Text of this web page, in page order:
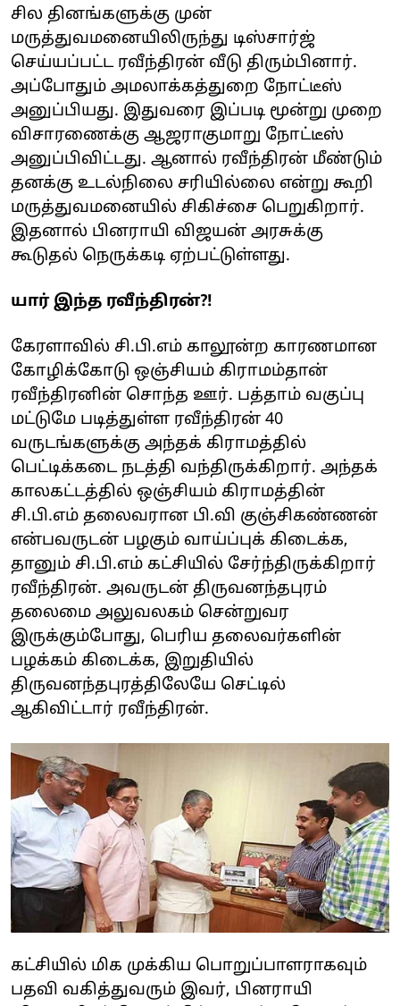
சில தினங்களுக்கு முன்
மருத்துவமனையிலிருந்து டிஸ்சார்ஜ்
செய்யப்பட்ட ரவீந்திரன் வீடு திரும்பினார்.
அப்போதும் அமலாக்கத்துறை நோட்டீஸ்
அனுப்பியது. இதுவரை இப்படி மூன்று முறை
விசாரணைக்கு ஆஜராகுமாறு நோட்டீஸ்
அனுப்பிவிட்டது. ஆனால் ரவீந்திரன் மீண்டும்
தனக்கு உடல்நிலை சரியில்லை என்று கூறி
மருத்துவமனையில் சிகிச்சை பெறுகிறார்.
இதனால் பினராயி விஜயன் அரசுக்கு
கூடுதல் நெருக்கடி ஏற்பட்டுள்ளது.
யார் இந்த ரவீந்திரன்?!
கேரளாவில் சி.பி.எம் காலூன்ற காரணமான
கோழிக்கோடு ஒஞ்சியம் கிராமம்தான்
ரவீந்திரனின் சொந்த ஊர். பத்தாம் வகுப்பு
மட்டுமே படித்துள்ள ரவீந்திரன் 40
வருடங்களுக்கு அந்தக் கிராமத்தில்
பெட்டிக்கடை நடத்தி வந்திருக்கிறார். அந்தக்
காலகட்டத்தில் ஒஞ்சியம் கிராமத்தின்
சி.பி.எம் தலைவரான பி.வி குஞ்சிகண்ணன்
என்பவருடன் பழகும் வாய்ப்புக் கிடைக்க,
தானும் சி.பி.எம் கட்சியில் சேர்ந்திருக்கிறார்
ரவீந்திரன். அவருடன் திருவனந்தபுரம்
தலைமை அலுவலகம் சென்றுவர
இருக்கும்போது, பெரிய தலைவர்களின்
பழக்கம் கிடைக்க, இறுதியில்
திருவனந்தபுரத்திலேயே செட்டில்
ஆகிவிட்டார் ரவீந்திரன்.
கட்சியில் மிக முக்கிய பொறுப்பாளராகவும்
பதவி வகித்துவரும் இவர், பினராயி